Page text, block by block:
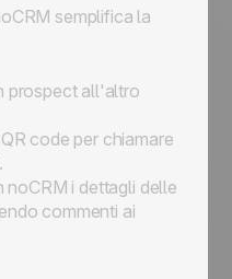
semplifica la
prospect all'altro
code per chiamare
noCRM i dettagli delle
commenti ai